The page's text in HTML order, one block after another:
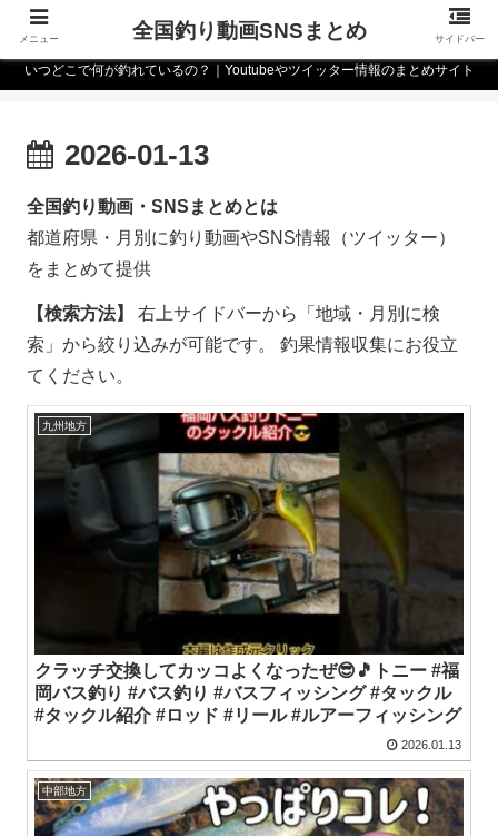
いつどこで何が釣れているの？｜Youtubeやツイッター情報のまとめサイト
2026-01-13
全国釣り動画・SNSまとめとは
都道府県・月別に釣り動画やSNS情報（ツイッター）
をまとめて提供
【検索方法】
右上サイドバーから「地域・月別に検
索」から絞り込みが可能です。 釣果情報収集にお役立
てください。
九州地方
クラッチ交換してカッコよくなったぜ😎🎵トニー #福
岡バス釣り #バス釣り #バスフィッシング #タックル
#タックル紹介 #ロッド #リール #ルアーフィッシング
2026.01.13
中部地方
メニュー 全国釣り動画SNSまとめ サイドバー